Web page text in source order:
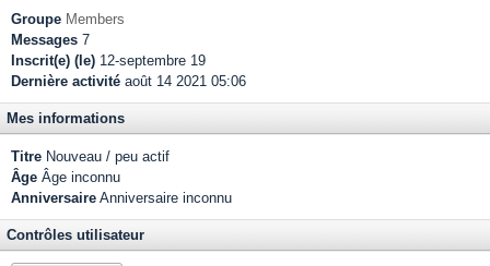
Groupe Members
Messages 7
Inscrit(e) (le) 12-septembre 19
Dernière activité août 14 2021 05:06
Mes informations
Titre Nouveau / peu actif
Âge Âge inconnu
Anniversaire Anniversaire inconnu
Contrôles utilisateur